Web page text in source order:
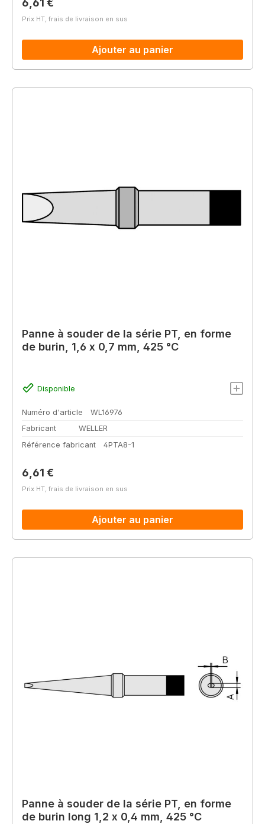
6,61 €
Prix HT, frais de livraison en sus
Ajouter au panier
Panne à souder de la série PT, en forme
de burin, 1,6 x 0,7 mm, 425 °C
Disponible
Numéro d'article
WL16976
Fabricant
WELLER
Référence fabricant
4PTA8-1
Prix régulier :
6,61 €
Prix HT, frais de livraison en sus
Ajouter au panier
Panne à souder de la série PT, en forme
de burin long 1,2 x 0,4 mm, 425 °C